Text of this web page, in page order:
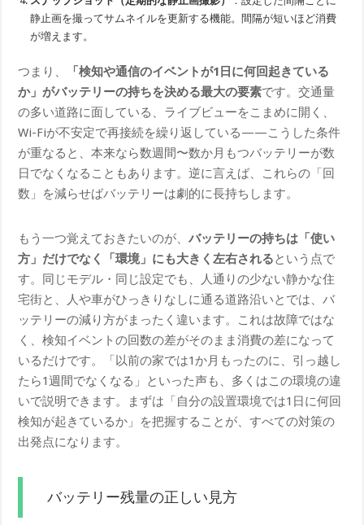
静止画を撮ってサムネイルを更新する機能。間隔が短いほど消費
が増えます。
つまり、
「検知や通信のイベントが1日に何回起きている
か」がバッテリーの持ちを決める最大の要素です。交通量
の多い道路に面している、ライブビューをこまめに開く、
Wi-Fiが不安定で再接続を繰り返している——こうした条件
が重なると、本来なら数週間〜数か月もつバッテリーが数
日でなくなることもあります。逆に言えば、これらの「回
数」を減らせばバッテリーは劇的に長持ちします。
もう一つ覚えておきたいのが、バッテリーの持ちは「使い
方」だけでなく「環境」にも大きく左右されるという点で
す。同じモデル・同じ設定でも、人通りの少ない静かな住
宅街と、人や車がひっきりなしに通る道路沿いとでは、バ
ッテリーの減り方がまったく違います。これは故障ではな
く、検知イベントの回数の差がそのまま消費の差になって
いるだけです。「以前の家では1か月もったのに、引っ越し
たら1週間でなくなる」といった声も、多くはこの環境の違
いで説明できます。まずは「自分の設置環境では1日に何回
検知が起きているか」を把握することが、すべての対策の
出発点になります。
バッテリー残量の正しい見方